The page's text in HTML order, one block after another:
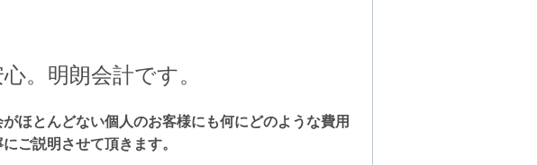
。明朗会計です。
ほとんどない個人のお客様にも何にどのような費用
ご説明させて頂きます。